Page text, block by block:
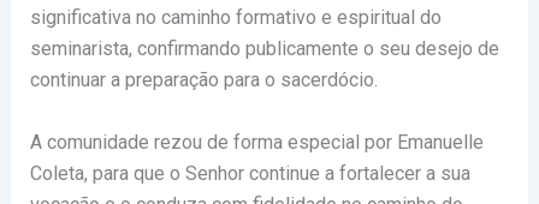
significativa no caminho formativo e espiritual do
seminarista, confirmando publicamente o seu desejo de
continuar a preparação para o sacerdócio.
A comunidade rezou de forma especial por Emanuelle
Coleta, para que o Senhor continue a fortalecer a sua